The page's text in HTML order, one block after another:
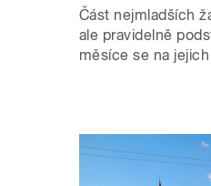
Část nejmladších
ale pravidelně
měsíce se na